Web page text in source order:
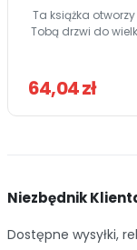
Ta książka
Tobą drzwi do
64,04 zł
Niezbędnik
Dostępne wysyłki,